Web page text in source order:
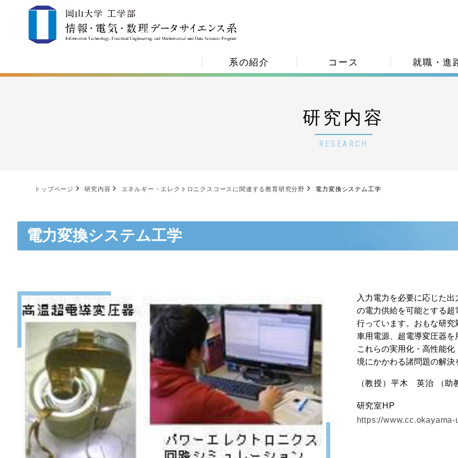
系の紹介 コース 就職・進
研究内容
RESEARCH
トップページ 研究内容 エネルギー・エレクトロニクスコースに関連する教育研究分野 電力変換システム工学
電力変換システム工学
入力電力を必要に応じた
の電力供給を可能とする
行っています。おもな研
車用電源、超電導変圧器
これらの実用化・高性能
境にかかわる諸問題の解
（教授）平木 英治 （
研究室HP
https://